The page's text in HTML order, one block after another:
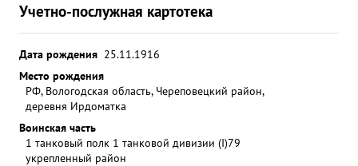
Учетно-послужная картотека
Дата рождения 25.11.1916
Место рождения
РФ, Вологодская область, Череповецкий район,
деревня Ирдоматка
Воинская часть
1 танковый полк 1 танковой дивизии (I)79
укрепленный район